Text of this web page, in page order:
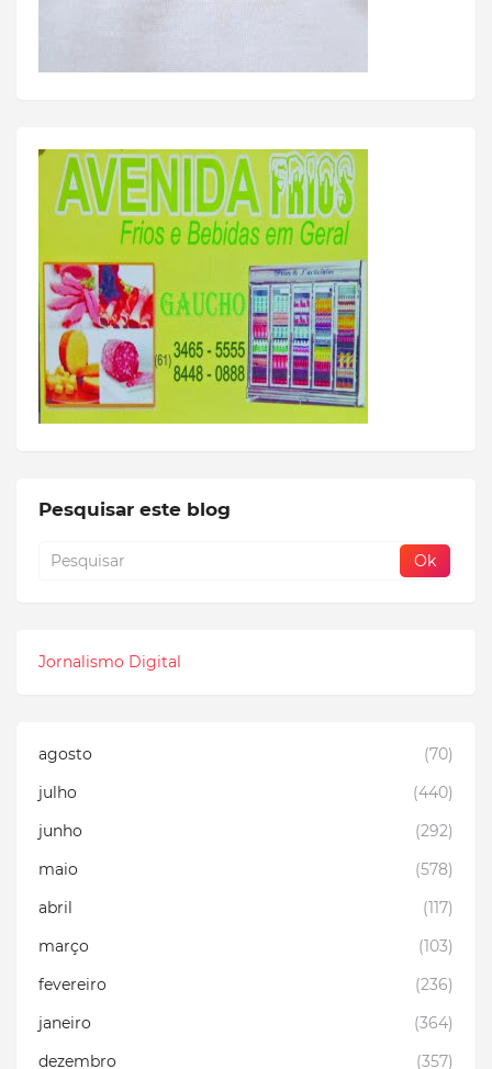
Pesquisar este blog
Jornalismo Digital
agosto
(70)
julho
(440)
junho
(292)
maio
(578)
abril
(117)
março
(103)
fevereiro
(236)
janeiro
(364)
dezembro
(357)